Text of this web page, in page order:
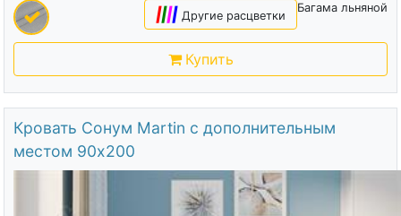
Багама льняной
|||| Другие расцветки
Купить
Кровать Сонум Martin с дополнительным
местом 90х200